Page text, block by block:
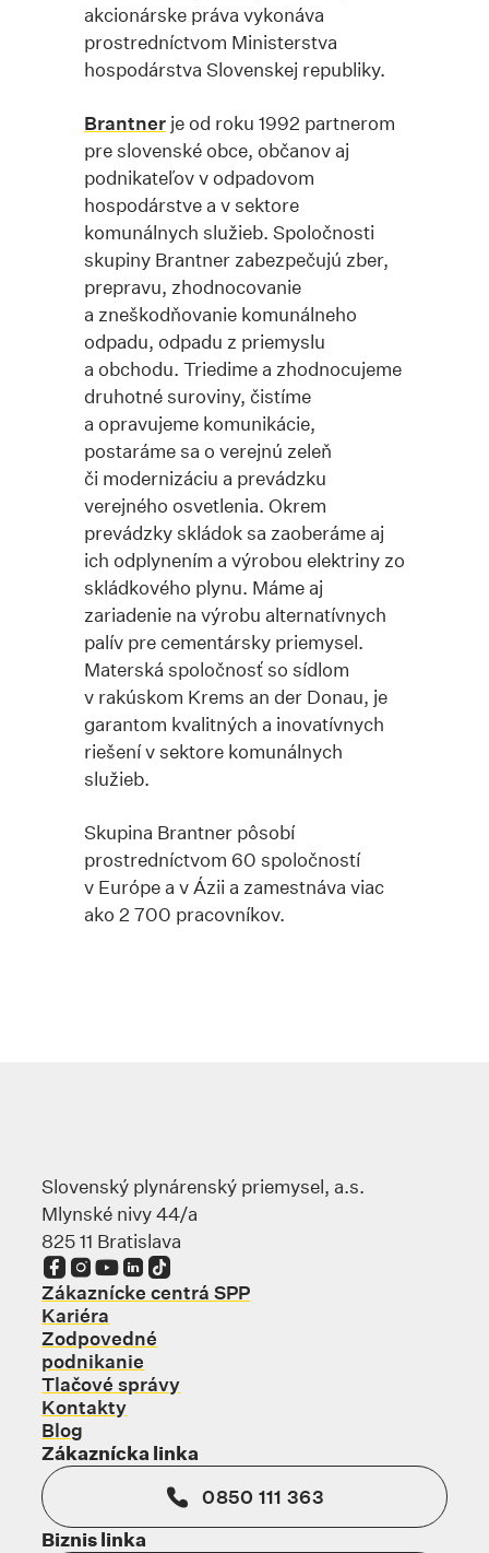
akcionárske práva vykonáva
prostredníctvom Ministerstva
hospodárstva Slovenskej republiky.
Brantnerje od roku 1992 partnerom
pre slovenské obce, občanov aj
podnikateľov v odpadovom
hospodárstve a v sektore
komunálnych služieb. Spoločnosti
skupiny Brantner zabezpečujú zber,
prepravu, zhodnocovanie
a zneškodňovanie komunálneho
odpadu, odpadu z priemyslu
a obchodu. Triedime a zhodnocujeme
druhotné suroviny, čistíme
a opravujeme komunikácie,
postaráme sa o verejnú zeleň
či modernizáciu a prevádzku
verejného osvetlenia. Okrem
prevádzky skládok sa zaoberáme aj
ich odplynením a výrobou elektriny zo
skládkového plynu. Máme aj
zariadenie na výrobu alternatívnych
palív pre cementársky priemysel.
Materská spoločnosť so sídlom
v rakúskom Krems an der Donau, je
garantom kvalitných a inovatívnych
riešení v sektore komunálnych
služieb.
Skupina Brantner pôsobí
prostredníctvom 60 spoločností
v Európe a v Ázii a zamestnáva viac
ako 2 700 pracovníkov.
Slovenský plynárenský priemysel, a.s.
Mlynské nivy 44/a
825 11 Bratislava
Odkaz sa otvorí na novej karte
Odkaz sa otvorí na novej karte
Odkaz sa otvorí na novej karte
Odkaz sa otvorí na novej karte
Odkaz sa otvorí na novej karte
Zákaznícke centrá SPP
Kariéra
Zodpovedné
podnikanie
Tlačové správy
Kontakty
Blog
Zákaznícka linka
0850 111 363
Biznis linka